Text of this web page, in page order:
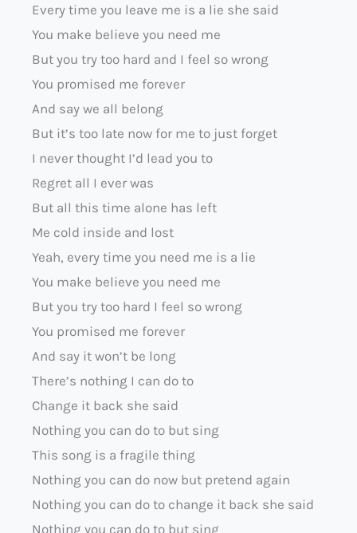
Every time you leave me is a lie she said
You make believe you need me
But you try too hard and I feel so wrong
You promised me forever
And say we all belong
But it’s too late now for me to just forget
I never thought I’d lead you to
Regret all I ever was
But all this time alone has left
Me cold inside and lost
Yeah, every time you need me is a lie
You make believe you need me
But you try too hard I feel so wrong
You promised me forever
And say it won’t be long
There’s nothing I can do to
Change it back she said
Nothing you can do to but sing
This song is a fragile thing
Nothing you can do now but pretend again
Nothing you can do to change it back she said
Nothing you can do to but sing